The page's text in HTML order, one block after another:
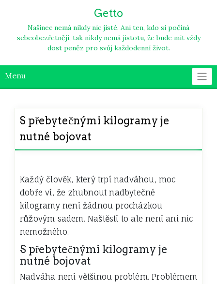
Getto
Našinec nemá nikdy nic jisté. Ani ten, kdo si počíná
sebeobezřetněji, tak nikdy nemá jistotu, že bude mít vždy
dost peněz pro svůj každodenní život.
Menu
S přebytečnými kilogramy je
nutné bojovat
Každý člověk, který trpí nadváhou, moc
dobře ví, že zhubnout nadbytečné
kilogramy není žádnou procházkou
růžovým sadem. Naštěstí to ale není ani nic
nemožného.
S přebytečnými kilogramy je
nutné bojovat
Nadváha není většinou problém. Problémem